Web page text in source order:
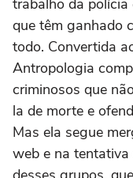
que têm ganhado
todo. Convertida
Antropologia
criminosos que
la de morte e
Mas ela segue
web e na